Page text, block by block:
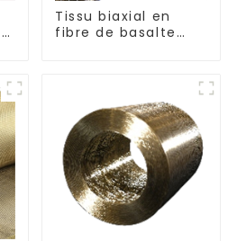
Tissu biaxial en
fibre de basalte